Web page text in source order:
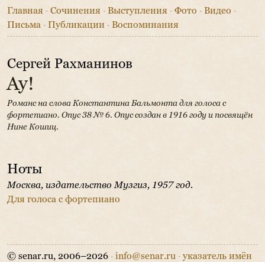
Главная · Сочинения · Выступления · Фото · Видео ·
Письма · Публикации · Воспоминания
Сергей Рахманинов
Ау!
Романс на слова Константина Бальмонта для голоса с
фортепиано. Опус 38 № 6. Опус создан в 1916 году и посвящён
Нине Кошиц.
Ноты
Москва, издательство Музгиз, 1957 год.
Для голоса с фортепиано
© senar.ru, 2006–2026 · info@senar.ru · указатель имён